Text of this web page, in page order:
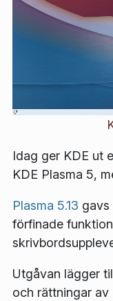
Idag ger KDE ut
KDE Plasma 5,
Plasma 5.13 gavs
förfinade
Utgåvan lägger
och rättningar av